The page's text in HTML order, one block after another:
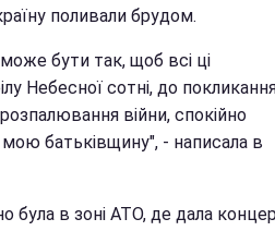
поливали брудом.
бути так, щоб всі ці
Небесної сотні, до
війни, спокійно
батьківщину", - написала в
була в зоні АТО, де дала